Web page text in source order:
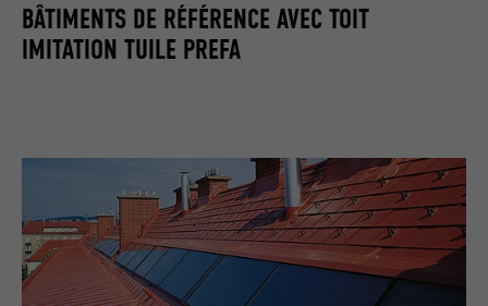
BÂTIMENTS DE RÉFÉRENCE AVEC TOIT
IMITATION TUILE PREFA